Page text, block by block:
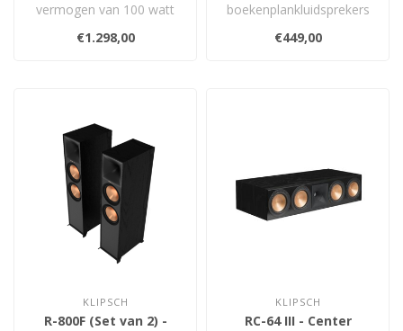
vermogen van 100 watt
en een gevoeligheid van
96 dB zorgen deze..
€1.298,00
boekenplankluidsprekers
combineren een krachtige
6.5" woofer, a..
€449,00
KLIPSCH
R-800F (Set van 2) -
KLIPSCH
RC-64 III - Center